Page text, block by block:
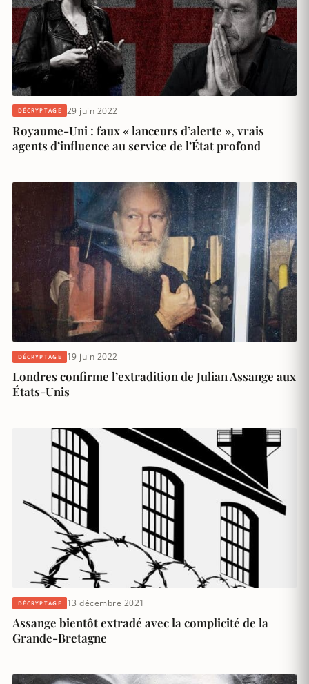
DÉCRYPTAGE 29 juin 2022
Royaume-Uni : faux « lanceurs d’alerte », vrais
agents d’influence au service de l’État profond
DÉCRYPTAGE 19 juin 2022
Londres confirme l’extradition de Julian Assange aux
États-Unis
DÉCRYPTAGE 13 décembre 2021
Assange bientôt extradé avec la complicité de la
Grande-Bretagne